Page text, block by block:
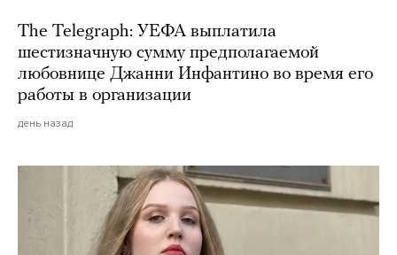
The Telegraph: УЕФА выплатила
шестизначную сумму предполагаемой
любовнице Джанни Инфантино во время его
работы в организации
день назад